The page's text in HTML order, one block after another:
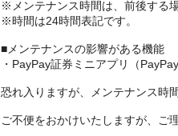
※メンテナンス時間は、前後する
※時間は24時間表記です。
■メンテナンスの影響がある機能
・PayPay証券ミニアプリ（
恐れ入りますが、メンテナンス時
ご不便をおかけいたしますが、ご